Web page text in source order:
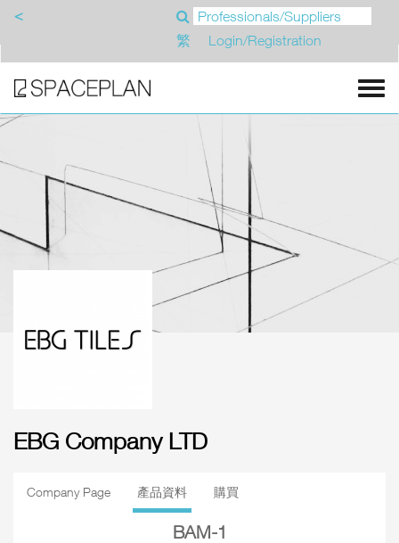
<
繁
Login/Registration
EBG Company LTD
Company Page 產品資料 購買
BAM-1